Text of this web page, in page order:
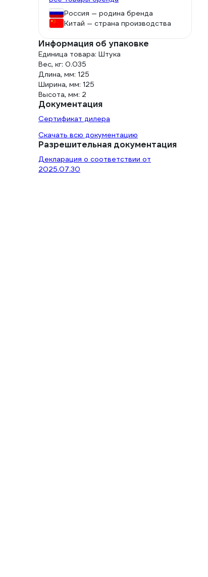
Россия — родина бренда
Китай — страна производства
Информация об упаковке
Единица товара: Штука
Вес, кг: 0.035
Длина, мм: 125
Ширина, мм: 125
Высота, мм: 2
Документация
Сертификат дилера
Скачать всю документацию
Разрешительная документация
Декларация о соответствии от
2025.07.30